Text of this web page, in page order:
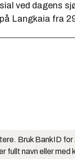
ved dagens
Langkaia fra
Bruk BankID
fullt navn eller med